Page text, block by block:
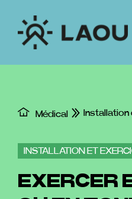
contenu
CONNEXION
Médical Installation
INSTALLATION ET
EXERCER